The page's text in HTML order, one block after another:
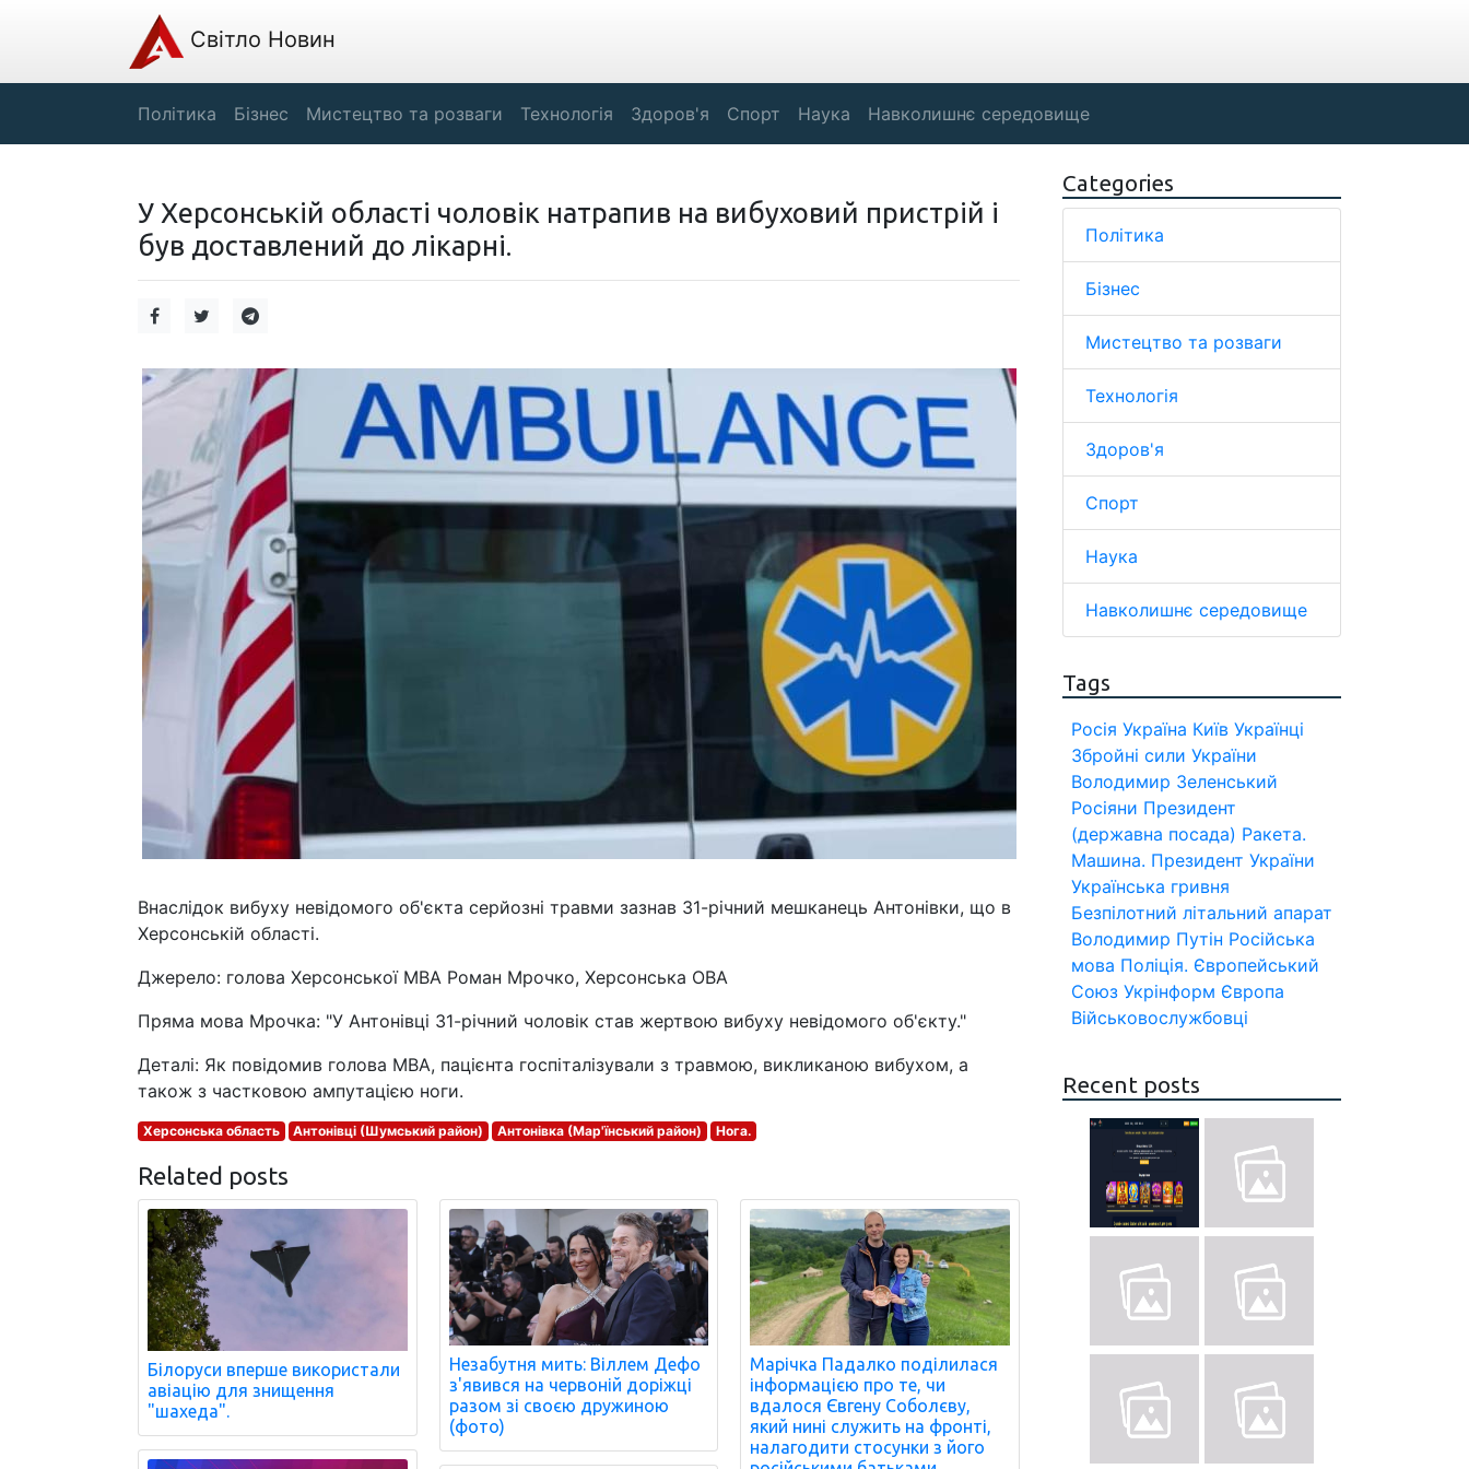
Світло Новин
Політика Бізнес Мистецтво та розваги Технологія Здоров'я Спорт Наука Навколишнє середовище
У Херсонській області чоловік натрапив на вибуховий пристрій і
був доставлений до лікарні.
Внаслідок вибуху невідомого об'єкта серйозні травми зазнав 31-річний мешканець Антонівки, що в
Херсонській області.
Джерело: голова Херсонської МВА Роман Мрочко, Херсонська ОВА
Пряма мова Мрочка: "У Антонівці 31-річний чоловік став жертвою вибуху невідомого об'єкту."
Деталі: Як повідомив голова МВА, пацієнта госпіталізували з травмою, викликаною вибухом, а
також з частковою ампутацією ноги.
Херсонська область Антонівці (Шумський район) Антонівка (Мар'їнський район) Нога.
Related posts
Білоруси вперше використали
авіацію для знищення
"шахеда".
Незабутня мить: Віллем Дефо
з'явився на червоній доріжці
разом зі своєю дружиною
(фото)
Марічка Падалко поділилася
інформацією про те, чи
вдалося Євгену Соболєву,
який нині служить на фронті,
налагодити стосунки з його
Categories
Політика
Бізнес
Мистецтво та розваги
Технологія
Здоров'я
Спорт
Наука
Навколишнє середовище
Tags
Росія Україна Київ Українці
Збройні сили України
Володимир Зеленський
Росіяни Президент
(державна посада) Ракета.
Машина. Президент України
Українська гривня
Безпілотний літальний апарат
Володимир Путін Російська
мова Поліція. Європейський
Союз Укрінформ Європа
Військовослужбовці
Recent posts